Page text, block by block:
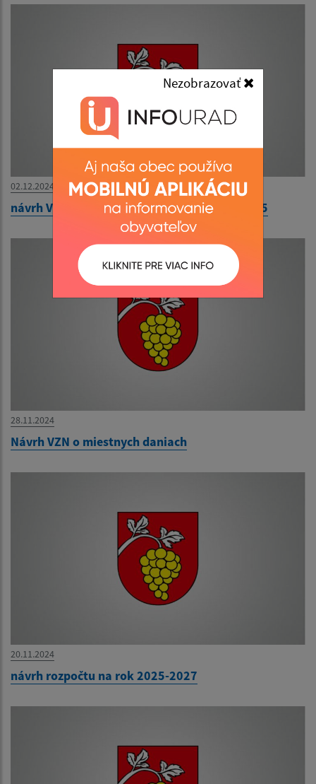
Nezobrazovať
02.12.2024
návrh VZN o nakladaní s odpadmi na rok 2025
28.11.2024
Návrh VZN o miestnych daniach
20.11.2024
návrh rozpočtu na rok 2025-2027